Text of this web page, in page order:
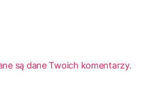
są dane Twoich komentarzy.